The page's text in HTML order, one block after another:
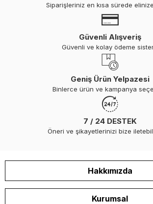
Siparişleriniz en kısa sürede
Güvenli Alışveriş
Güvenli ve kolay ödeme
Geniş Ürün Yelpazesi
Binlerce ürün ve kampanya
7 / 24 DESTEK
Öneri ve şikayetlerinizi bize
Hakkımızda
Kurumsal